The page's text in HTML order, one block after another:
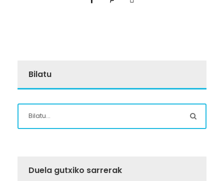
Bilatu
Duela gutxiko sarrerak